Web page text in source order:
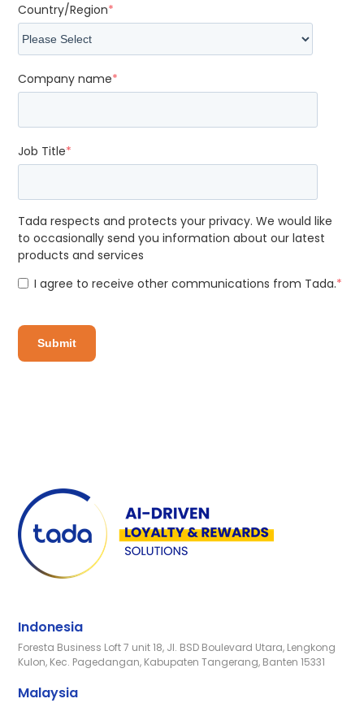
Country/Region*
Company name*
Job Title*
Tada respects and protects your privacy. We would like
to occasionally send you information about our latest
products and services
I agree to receive other communications from Tada.*
Indonesia
Foresta Business Loft 7 unit 18, Jl. BSD Boulevard Utara, Lengkong
Kulon, Kec. Pagedangan, Kabupaten Tangerang, Banten 15331
Malaysia